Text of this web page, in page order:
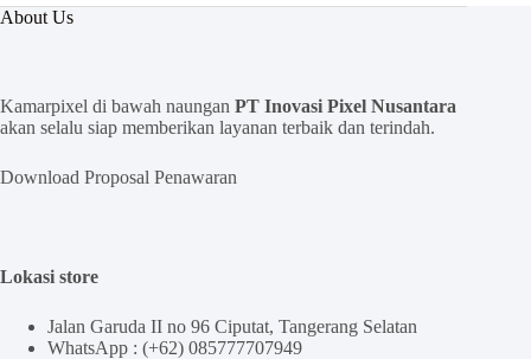
About Us
Kamarpixel di bawah naungan PT Inovasi Pixel Nusantara
akan selalu siap memberikan layanan terbaik dan terindah.
Download Proposal Penawaran
Lokasi store
Jalan Garuda II no 96 Ciputat, Tangerang Selatan
WhatsApp : (+62) 085777707949